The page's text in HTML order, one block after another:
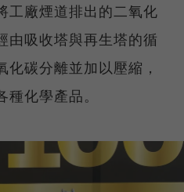
工廠煙道排出的二氧化
由吸收塔與再生塔的循
碳分離並加以壓縮，
化學產品。